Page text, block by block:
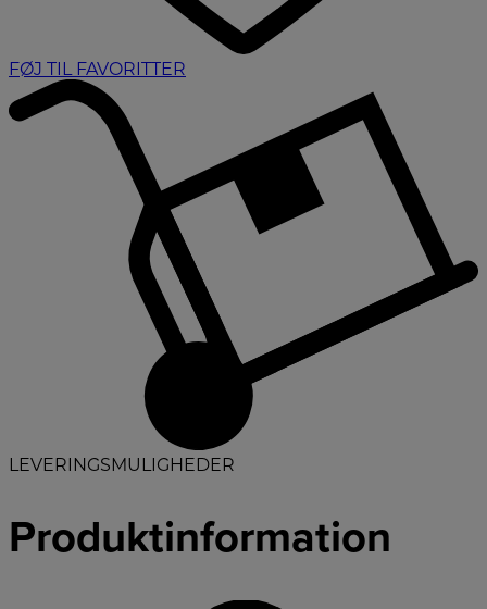
FØJ TIL FAVORITTER
LEVERINGSMULIGHEDER
Produktinformation